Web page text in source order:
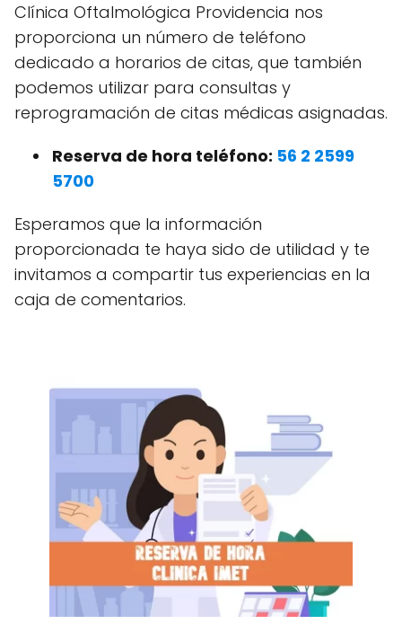
Clínica Oftalmológica Providencia nos
proporciona un número de teléfono
dedicado a horarios de citas, que también
podemos utilizar para consultas y
reprogramación de citas médicas asignadas.
Reserva de hora teléfono: 56 2 2599
5700
Esperamos que la información
proporcionada te haya sido de utilidad y te
invitamos a compartir tus experiencias en la
caja de comentarios.